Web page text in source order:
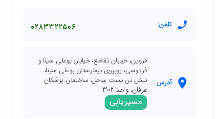
تلفن: 0283322506
آدرس :
قزوین، خیابان تقاطع، خیابان بوعلی سینا و
فردوسی، روبروی بیمارستان بوعلی سینا،
نبش بن بست ساحل، ساختمان پزشکان
عرفان، واحد 302
مسیریابی